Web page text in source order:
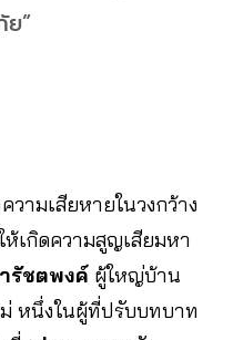
”
ามเสียหายในวงกว้าง
เกิดความสูญเสียมหา
รัชตพงค์ ผู้ใหญ่บ้าน
หนึ่งในผู้ที่ปรับบทบาท